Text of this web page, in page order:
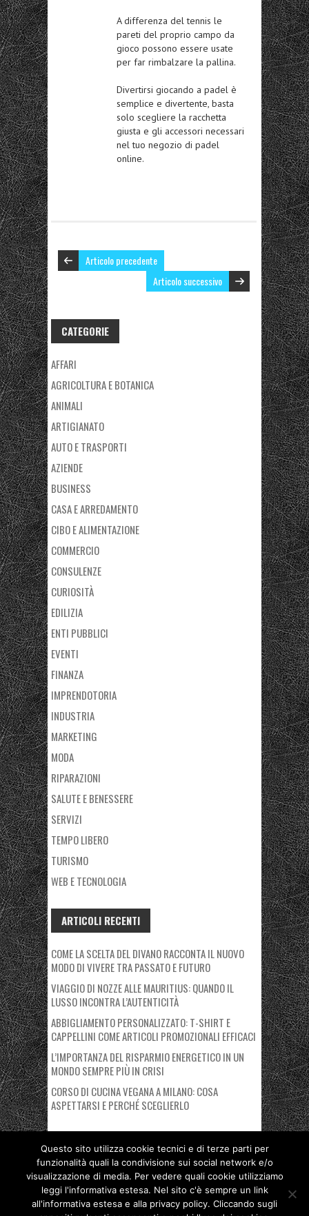
A differenza del tennis le
pareti del proprio campo da
gioco possono essere usate
per far rimbalzare la pallina.
Divertirsi giocando a padel è
semplice e divertente, basta
solo scegliere la racchetta
giusta e gli accessori necessari
nel tuo negozio di padel
online.
Articolo precedente
Articolo successivo
CATEGORIE
AFFARI
AGRICOLTURA E BOTANICA
ANIMALI
ARTIGIANATO
AUTO E TRASPORTI
AZIENDE
BUSINESS
CASA E ARREDAMENTO
CIBO E ALIMENTAZIONE
COMMERCIO
CONSULENZE
CURIOSITÀ
EDILIZIA
ENTI PUBBLICI
EVENTI
FINANZA
IMPRENDOTORIA
INDUSTRIA
MARKETING
MODA
RIPARAZIONI
SALUTE E BENESSERE
SERVIZI
TEMPO LIBERO
TURISMO
WEB E TECNOLOGIA
ARTICOLI RECENTI
COME LA SCELTA DEL DIVANO RACCONTA IL NUOVO
MODO DI VIVERE TRA PASSATO E FUTURO
VIAGGIO DI NOZZE ALLE MAURITIUS: QUANDO IL
LUSSO INCONTRA L’AUTENTICITÀ
ABBIGLIAMENTO PERSONALIZZATO: T-SHIRT E
CAPPELLINI COME ARTICOLI PROMOZIONALI EFFICACI
L’IMPORTANZA DEL RISPARMIO ENERGETICO IN UN
MONDO SEMPRE PIÙ IN CRISI
CORSO DI CUCINA VEGANA A MILANO: COSA
ASPETTARSI E PERCHÉ SCEGLIERLO
Copyright © 2026 Nuovo Polo Fiera Milano. Proudly powered by
Deegita.
Privacy Policy Cookie Policy
Questo sito utilizza cookie tecnici e di terze parti per
funzionalità quali la condivisione sui social network e/o
visualizzazione di media. Per vedere quali cookie utilizziamo
leggi l'informativa estesa. Nel sito c'è sempre un link
all'informativa estesa e alla privacy policy. Cliccando sugli